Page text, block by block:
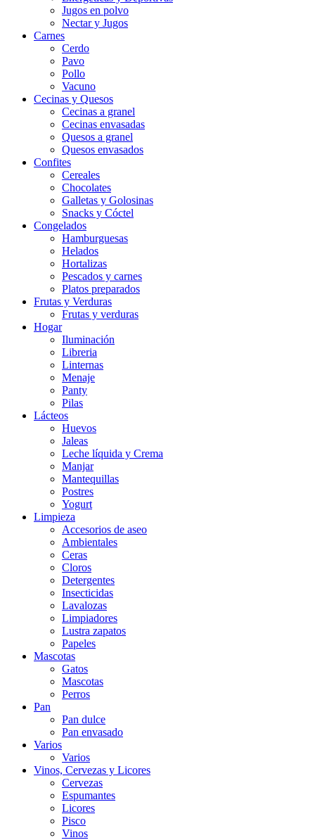
Jugos en polvo
Nectar y Jugos
Carnes
Cerdo
Pavo
Pollo
Vacuno
Cecinas y Quesos
Cecinas a granel
Cecinas envasadas
Quesos a granel
Quesos envasados
Confites
Cereales
Chocolates
Galletas y Golosinas
Snacks y Cóctel
Congelados
Hamburguesas
Helados
Hortalizas
Pescados y carnes
Platos preparados
Frutas y Verduras
Frutas y verduras
Hogar
Iluminación
Libreria
Linternas
Menaje
Panty
Pilas
Lácteos
Huevos
Jaleas
Leche líquida y Crema
Manjar
Mantequillas
Postres
Yogurt
Limpieza
Accesorios de aseo
Ambientales
Ceras
Cloros
Detergentes
Insecticidas
Lavalozas
Limpiadores
Lustra zapatos
Papeles
Mascotas
Gatos
Mascotas
Perros
Pan
Pan dulce
Pan envasado
Varios
Varios
Vinos, Cervezas y Licores
Cervezas
Espumantes
Licores
Pisco
Vinos